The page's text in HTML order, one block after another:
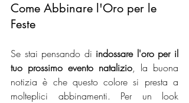
Come Abbinare l'Oro per le
Feste
Se stai pensando di indossare l'oro per il
tuo prossimo evento natalizio, la buona
notizia è che questo colore si presta a
molteplici abbinamenti. Per un look